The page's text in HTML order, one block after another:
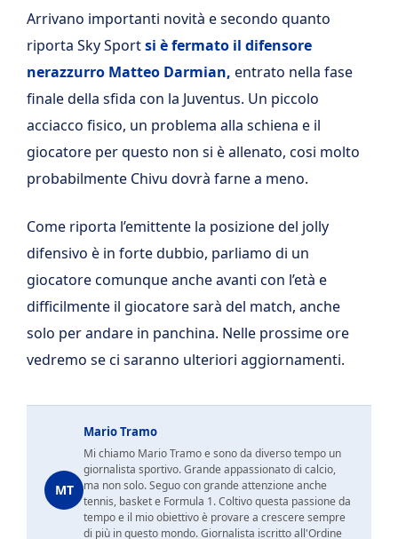
Arrivano importanti novità e secondo quanto
riporta Sky Sportsi è fermato il difensore
nerazzurro Matteo Darmian, entrato nella fase
finale della sfida con la Juventus. Un piccolo
acciacco fisico, un problema alla schiena e il
giocatore per questo non si è allenato, cosi molto
probabilmente Chivu dovrà farne a meno.
Come riporta l’emittente la posizione del jolly
difensivo è in forte dubbio, parliamo di un
giocatore comunque anche avanti con l’età e
difficilmente il giocatore sarà del match, anche
solo per andare in panchina. Nelle prossime ore
vedremo se ci saranno ulteriori aggiornamenti.
MT
Mario Tramo
Mi chiamo Mario Tramo e sono da diverso tempo un
giornalista sportivo. Grande appassionato di calcio,
ma non solo. Seguo con grande attenzione anche
tennis, basket e Formula 1. Coltivo questa passione da
tempo e il mio obiettivo è provare a crescere sempre
di più in questo mondo. Giornalista iscritto all'Ordine